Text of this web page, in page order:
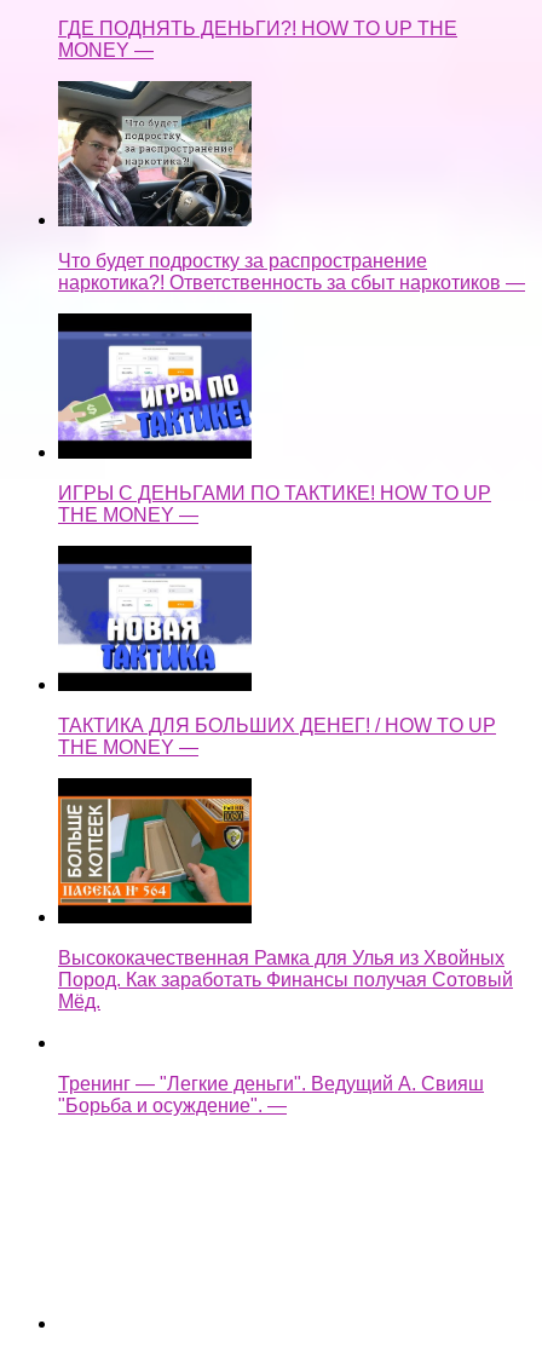
ГДЕ ПОДНЯТЬ ДЕНЬГИ?! HOW TO UP THE
MONEY —
Что будет подростку за распространение
наркотика?! Ответственность за сбыт наркотиков —
ИГРЫ С ДЕНЬГАМИ ПО ТАКТИКЕ! HOW TO UP
THE MONEY —
ТАКТИКА ДЛЯ БОЛЬШИХ ДЕНЕГ! / HOW TO UP
THE MONEY —
Высококачественная Рамка для Улья из Хвойных
Пород. Как заработать Финансы получая Сотовый
Мёд.
Тренинг — "Легкие деньги". Ведущий А. Свияш
"Борьба и осуждение". —